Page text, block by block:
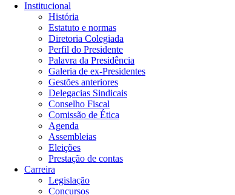
Institucional
História
Estatuto e normas
Diretoria Colegiada
Perfil do Presidente
Palavra da Presidência
Galeria de ex-Presidentes
Gestões anteriores
Delegacias Sindicais
Conselho Fiscal
Comissão de Ética
Agenda
Assembleias
Eleições
Prestação de contas
Carreira
Legislação
Concursos